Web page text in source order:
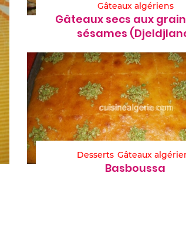
Gâteaux algériens
Gâteaux secs aux
sésames
Desserts Gâteaux
Basboussa